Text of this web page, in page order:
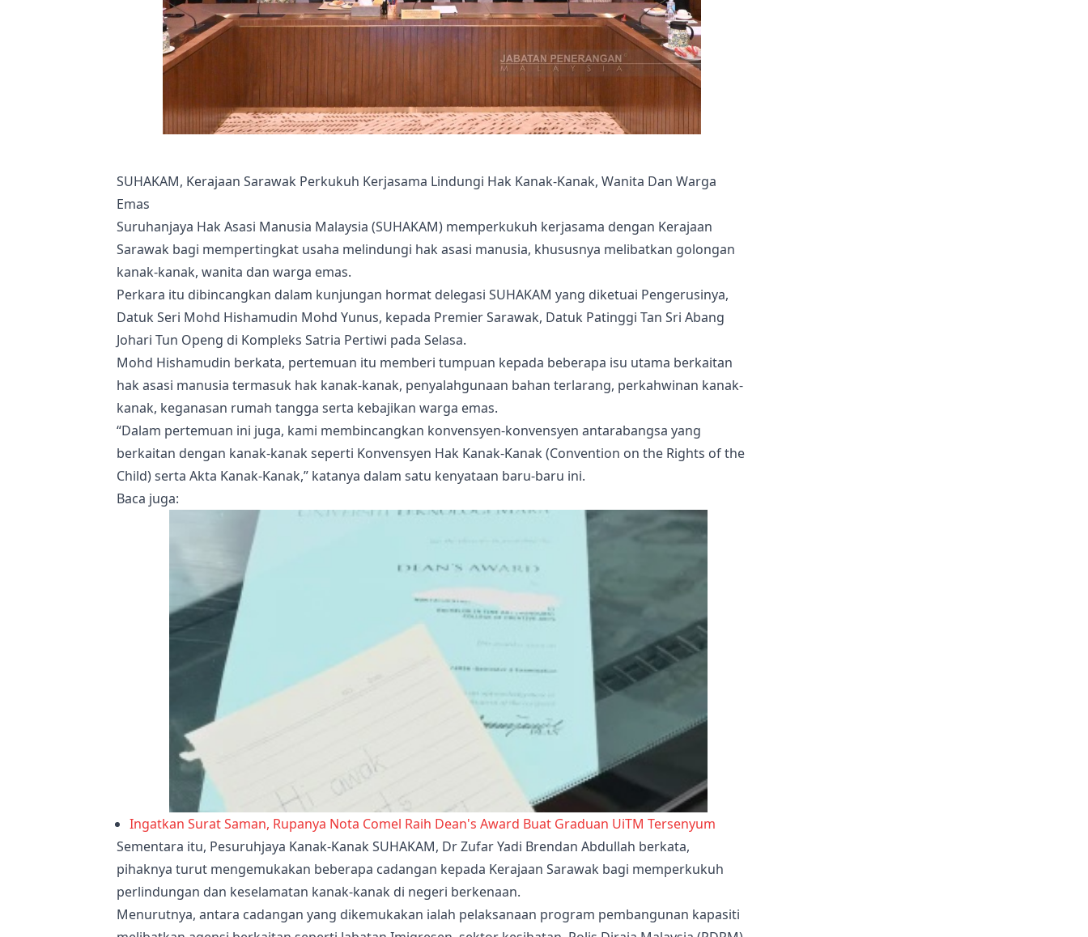
SUHAKAM, Kerajaan Sarawak Perkukuh Kerjasama Lindungi Hak Kanak-Kanak, Wanita Dan Warga
Emas
Suruhanjaya Hak Asasi Manusia Malaysia (SUHAKAM) memperkukuh kerjasama dengan Kerajaan
Sarawak bagi mempertingkat usaha melindungi hak asasi manusia, khususnya melibatkan golongan
kanak-kanak, wanita dan warga emas.
Perkara itu dibincangkan dalam kunjungan hormat delegasi SUHAKAM yang diketuai Pengerusinya,
Datuk Seri Mohd Hishamudin Mohd Yunus, kepada Premier Sarawak, Datuk Patinggi Tan Sri Abang
Johari Tun Openg di Kompleks Satria Pertiwi pada Selasa.
Mohd Hishamudin berkata, pertemuan itu memberi tumpuan kepada beberapa isu utama berkaitan
hak asasi manusia termasuk hak kanak-kanak, penyalahgunaan bahan terlarang, perkahwinan kanak-
kanak, keganasan rumah tangga serta kebajikan warga emas.
“Dalam pertemuan ini juga, kami membincangkan konvensyen-konvensyen antarabangsa yang
berkaitan dengan kanak-kanak seperti Konvensyen Hak Kanak-Kanak (Convention on the Rights of the
Child) serta Akta Kanak-Kanak,” katanya dalam satu kenyataan baru-baru ini.
Baca juga:
Ingatkan Surat Saman, Rupanya Nota Comel Raih Dean's Award Buat Graduan UiTM Tersenyum
Sementara itu, Pesuruhjaya Kanak-Kanak SUHAKAM, Dr Zufar Yadi Brendan Abdullah berkata,
pihaknya turut mengemukakan beberapa cadangan kepada Kerajaan Sarawak bagi memperkukuh
perlindungan dan keselamatan kanak-kanak di negeri berkenaan.
Menurutnya, antara cadangan yang dikemukakan ialah pelaksanaan program pembangunan kapasiti